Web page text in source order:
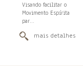
Visando facilitar o
Movimento Espírita
par...
mais detalhes